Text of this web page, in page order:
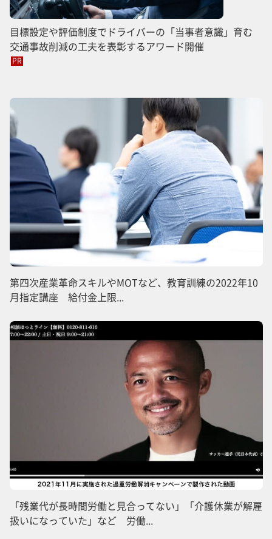
目標設定や評価制度でドライバーの「当事者意識」育む
交通事故削減の工夫を表彰するアワード開催
PR
第四次産業革命スキルやMOTなど、教育訓練の2022年10
月指定講座 給付金上限...
「残業代が長時間労働と見合ってない」「介護休業が解雇
扱いになっていた」など 労働...